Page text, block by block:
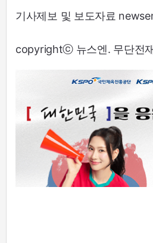
기사제보 및 보도자료
copyrightⓒ 뉴스엔. 무단전